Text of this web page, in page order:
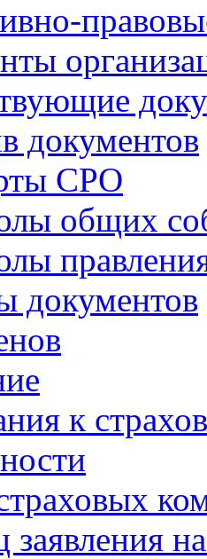
документов
СРО
общих
документов
к
заявления